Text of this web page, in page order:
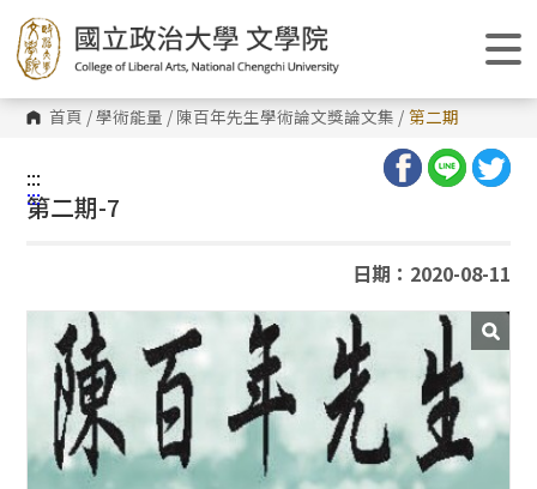
跳
到
主
要
內
容
區 首頁 /學術能量 / 陳百年先生學術論文獎論文集 / 第二期
:::
:::
第二期-7
日期：2020-08-11